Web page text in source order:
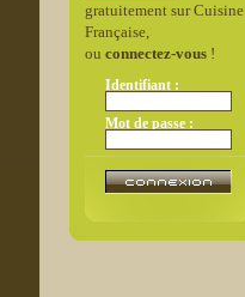
gratuitement sur Cuisine
Française,
ou connectez-vous!
Identifiant :
Mot de passe :